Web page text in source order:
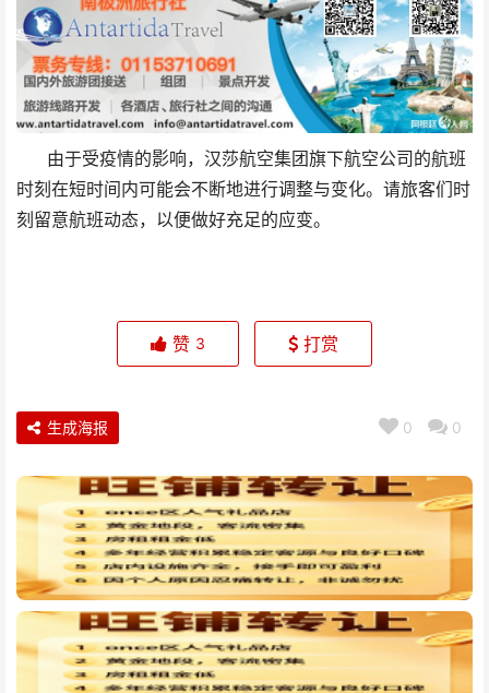
由于受疫情的影响，汉莎航空集团旗下航空公司的航班
时刻在短时间内可能会不断地进行调整与变化。请旅客们时
刻留意航班动态，以便做好充足的应变。
赞 3 打赏
0 0
生成海报